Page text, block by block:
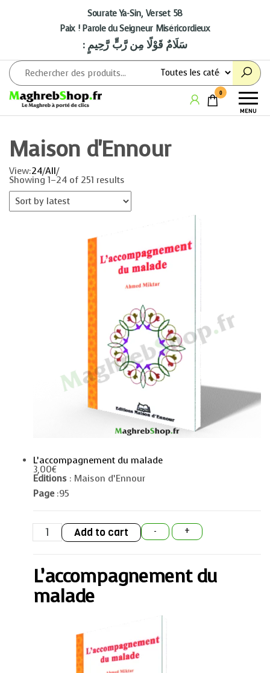
Sourate Ya-Sin, Verset 58
Paix ! Parole du Seigneur Miséricordieux
: سَلَامٌ قَوْلًا مِن رَّبٍّ رَّحِيمٍ
Maghrebshop
à porter
MENU
0
Maison d'Ennour
View:24/All/
Showing 1–24 of 251 results
L’accompagnement du malade
3,00€
Editions : Maison d’Ennour
Page:95
-
L’accompagnement
malade
+
Add to cart
L’accompagnement du
malade